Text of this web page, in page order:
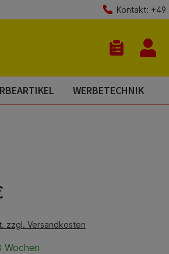
Kontakt: +49
Du hast 0
WERBETECHNIK
zzgl. Versandkosten
Wochen